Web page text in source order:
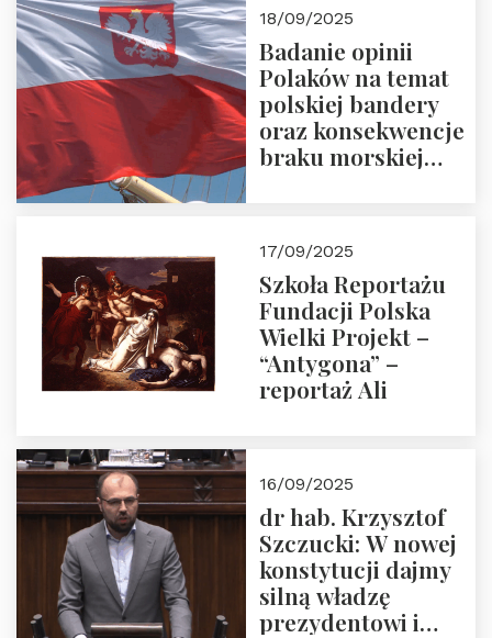
18/09/2025
Badanie opinii
Polaków na temat
polskiej bandery
oraz konsekwencje
braku morskiej
17/09/2025
Szkoła Reportażu
Fundacji Polska
Wielki Projekt –
“Antygona” –
reportaż Ali
16/09/2025
dr hab. Krzysztof
Szczucki: W nowej
konstytucji dajmy
silną władzę
prezydentowi i